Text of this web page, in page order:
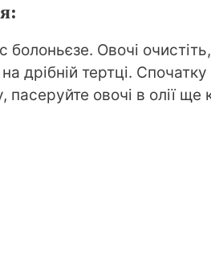
болоньєзе. Овочі
дрібній тертці.
овочі в олії ще